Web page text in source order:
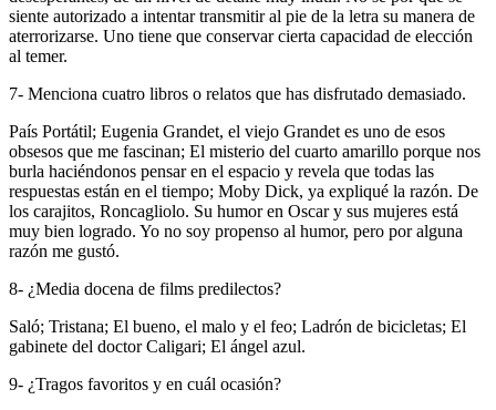
siente autorizado a intentar transmitir al pie de la letra su manera de
aterrorizarse. Uno tiene que conservar cierta capacidad de elección
al temer.
7- Menciona cuatro libros o relatos que has disfrutado demasiado.
País Portátil; Eugenia Grandet, el viejo Grandet es uno de esos
obsesos que me fascinan; El misterio del cuarto amarillo porque nos
burla haciéndonos pensar en el espacio y revela que todas las
respuestas están en el tiempo; Moby Dick, ya expliqué la razón. De
los carajitos, Roncagliolo. Su humor en Oscar y sus mujeres está
muy bien logrado. Yo no soy propenso al humor, pero por alguna
razón me gustó.
8- ¿Media docena de films predilectos?
Saló; Tristana; El bueno, el malo y el feo; Ladrón de bicicletas; El
gabinete del doctor Caligari; El ángel azul.
9- ¿Tragos favoritos y en cuál ocasión?